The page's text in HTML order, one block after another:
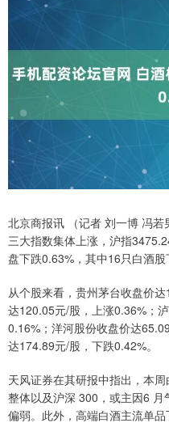
北京商报讯 （记者 刘一博 冯若
三大指数集体上涨，沪指
盘下跌0.63%，其中16只白酒股
从个股来看，贵州茅台收盘价
达120.05元/股，上涨0.36%；
0.16%；洋河股份收盘价达
达174.89元/股，下跌0.42%。
天风证券在其研报中指出，本
整体以及沪深 300，或主因6
偏弱。此外，高端白酒主流单